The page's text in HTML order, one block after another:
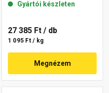
Gyártói készleten
27 385 Ft / db
1 095 Ft / kg
Megnézem